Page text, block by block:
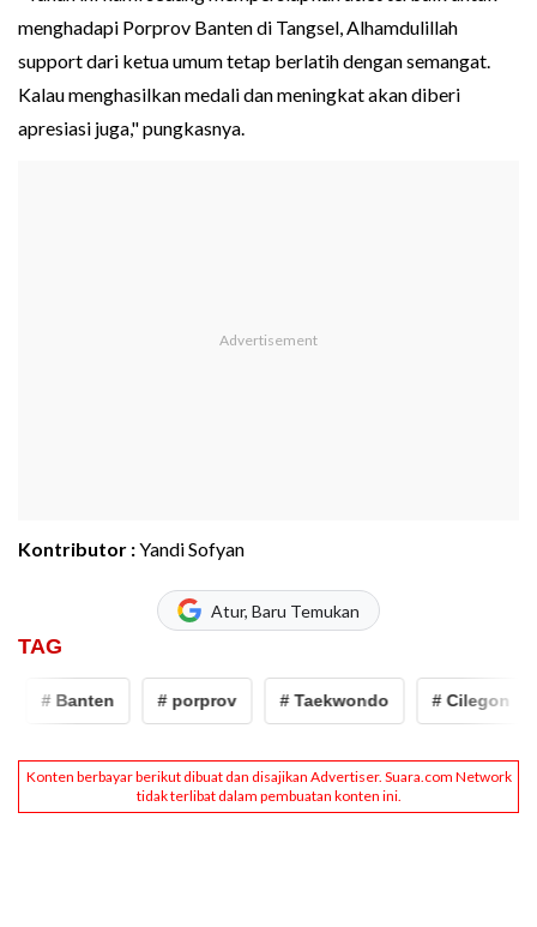
menghadapi Porprov Banten di Tangsel, Alhamdulillah
support dari ketua umum tetap berlatih dengan semangat.
Kalau menghasilkan medali dan meningkat akan diberi
apresiasi juga," pungkasnya.
Kontributor :Yandi Sofyan
Atur, Baru Temukan
TAG
# Banten # porprov # Taekwondo # Cilegon